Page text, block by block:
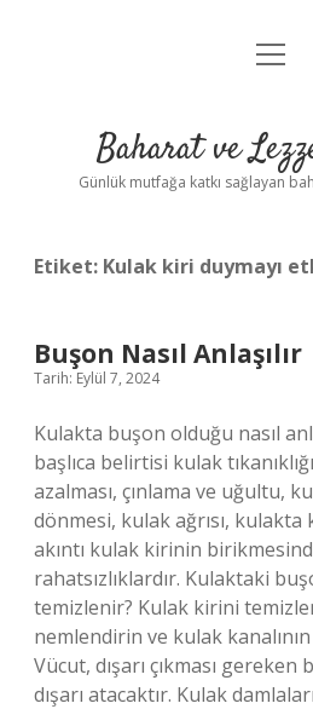
Anasayfa
Yasal
menüyü
Baharat ve
Günlük mutfağa katkı sağlayan
Etiket: Kulak kiri duymayı
Buşon Nasıl Anlaşılır
Tarih: Eylül 7, 2024
Kulakta buşon olduğu nasıl
başlıca belirtisi kulak
azalması, çınlama ve uğultu,
dönmesi, kulak ağrısı, kulakta
akıntı kulak kirinin
rahatsızlıklardır. Kulaktaki
temizlenir? Kulak kirini
nemlendirin ve kulak
Vücut, dışarı çıkması
dışarı atacaktır. Kulak